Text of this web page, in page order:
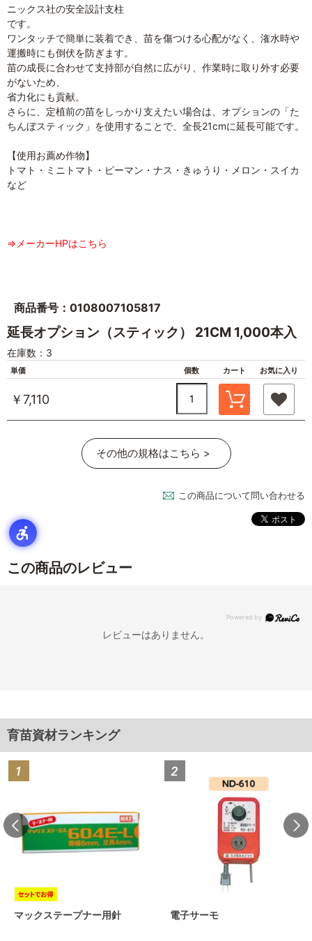
ニックス社の安全設計支柱
です。
ワンタッチで簡単に装着でき、苗を傷つける心配がなく、潅水時や
運搬時にも倒伏を防ぎます。
苗の成長に合わせて支持部が自然に広がり、作業時に取り外す必要
がないため、
省力化にも貢献。
さらに、定植前の苗をしっかり支えたい場合は、オプションの「た
ちんぼスティック」を使用することで、全長21cmに延長可能です。
【使用お薦め作物】
トマト・ミニトマト・ピーマン・ナス・きゅうり・メロン・スイカ
など
⇒メーカーHPはこちら
商品番号：0108007105817
延長オプション（スティック） 21CM 1,000本入
在庫数：3
単価 個数 カート お気に入り
￥7,110
その他の規格はこちら >
この商品について問い合わせる
この商品のレビュー
レビューはありません。
育苗資材ランキング
マックステープナー用針 電子サーモ